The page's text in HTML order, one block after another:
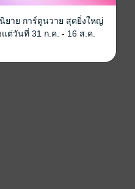
ยาย การ์ตูนวาย สุดยิ่งใหญ่
ต่วันที่ 31 ก.ค. - 16 ส.ค.